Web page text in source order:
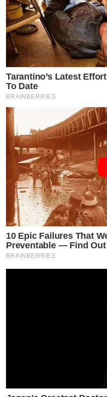
Tarantino’s Latest
To Date
BRAINBERRIES
10 Epic Failures That
Preventable — Find Out
BRAINBERRIES